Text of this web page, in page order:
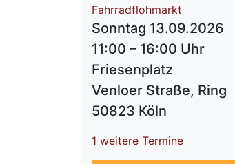
Fahrradflohmarkt
Sonntag 13.09.2026
11:00 – 16:00 Uhr
Friesenplatz
Venloer Straße, Ring
50823 Köln
1 weitere Termine